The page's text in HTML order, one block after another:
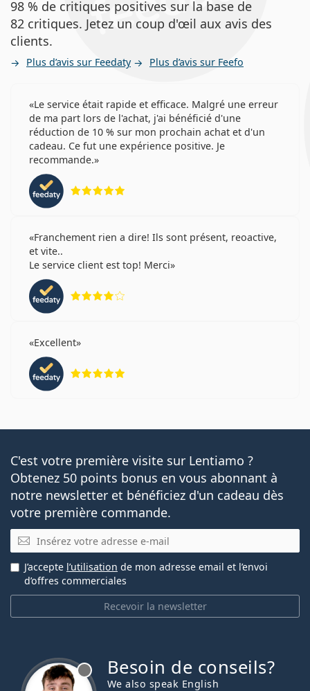
98 % de critiques positives sur la base de
82 critiques. Jetez un coup d'œil aux avis des
clients.
Plus d’avis sur Feedaty Plus d’avis sur Feefo
Le service était rapide et efficace. Malgré une erreur
de ma part lors de l'achat, j'ai bénéficié d'une
réduction de 10 % sur mon prochain achat et d'un
cadeau. Ce fut une expérience positive. Je
recommande.
Franchement rien a dire! Ils sont présent, reoactive,
et vite..
Le service client est top! Merci
Excellent
C'est votre première visite sur Lentiamo ?
Obtenez 50 points bonus en vous abonnant à
notre newsletter et bénéficiez d'un cadeau dès
votre première commande.
E-mail
Recevoir la newsletter
J’accepte l’utilisation de mon adresse email et l’envoi
d’offres commerciales
Besoin de conseils?
We also speak English